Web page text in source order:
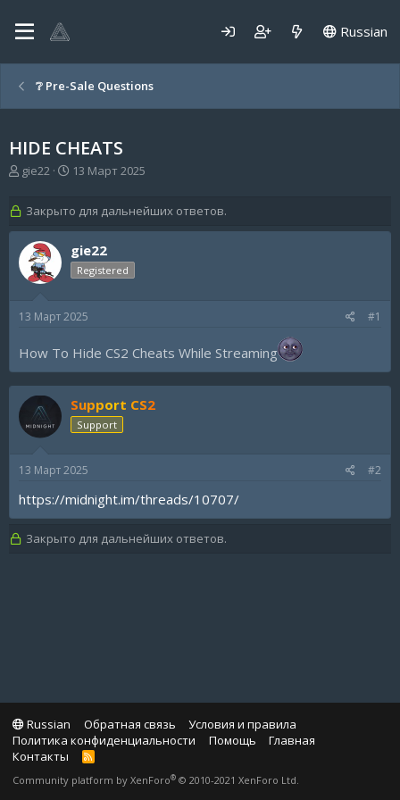
Russian
❔ Pre-Sale Questions
HIDE CHEATS
А
о
р
т
м
gie22
Д
а
н
а
ч
а
а
13 Март 2025
Закрыто для дальнейших ответов.
gie22
Registered
13 Март 2025 #1
How To Hide CS2 Cheats While Streaming
Support CS2
Support
13 Март 2025 #2
https://midnight.im/threads/10707/
Закрыто для дальнейших ответов.
Russian Обратная связь
Условия и правила
Политика конфиденциальности
Помощь
Главная
Контакты
R
S
Community platform by XenForo® © 2010-2021 XenForo Ltd.